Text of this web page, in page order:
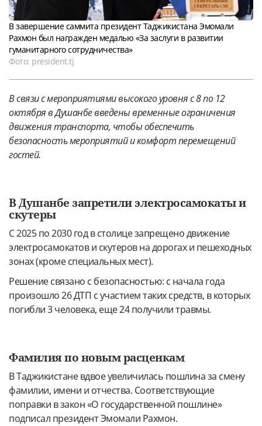
В завершение саммита президент Таджикистана Эмомали
Рахмон был награжден медалью «За заслуги в развитии
гуманитарного сотрудничества»
Фото: president.tj
В связи с мероприятиями высокого уровня с 8 по 12
октября в Душанбе введены временные ограничения
движения транспорта, чтобы обеспечить
безопасность мероприятий и комфорт перемещений
гостей.
В Душанбе запретили электросамокаты и
скутеры
С 2025 по 2030 год в столице запрещено движение
электросамокатов и скутеров на дорогах и пешеходных
зонах (кроме специальных мест).
Решение связано с безопасностью: с начала года
произошло 26 ДТП с участием таких средств, в которых
погибли 3 человека, еще 24 получили травмы.
Фамилия по новым расценкам
В Таджикистане вдвое увеличилась пошлина за смену
фамилии, имени и отчества. Соответствующие
поправки в закон «О государственной пошлине»
подписал президент Эмомали Рахмон.